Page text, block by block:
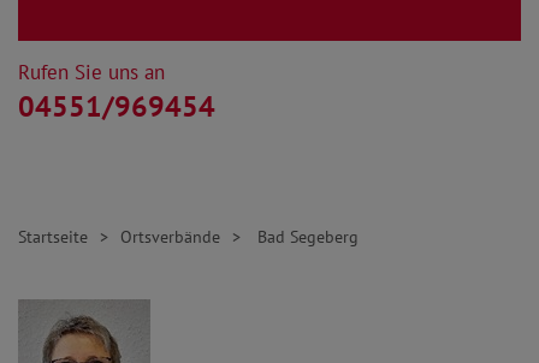
Rufen Sie uns an
04551/969454
Startseite Ortsverbände Bad Segeberg